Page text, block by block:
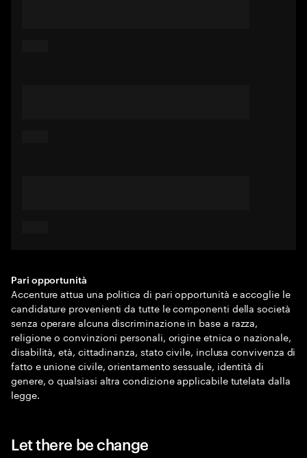
Pari opportunità
Accenture attua una politica di pari opportunità e accoglie le
candidature provenienti da tutte le componenti della società
senza operare alcuna discriminazione in base a razza,
religione o convinzioni personali, origine etnica o nazionale,
disabilità, età, cittadinanza, stato civile, inclusa convivenza di
fatto e unione civile, orientamento sessuale, identità di
genere, o qualsiasi altra condizione applicabile tutelata dalla
legge.
Let there be change